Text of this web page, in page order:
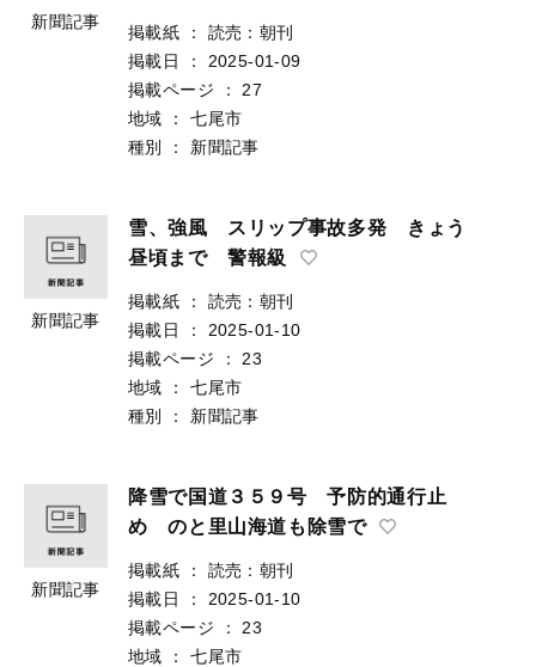
新聞記事
掲載紙 ：
読売：朝刊
掲載日
：
2025-01-09
掲載ページ
：
27
地域
：
七尾市
種別
： 新聞記事
新聞記事
雪、強風 スリップ事故多発 きょう
昼頃まで 警報級
掲載紙 ：
読売：朝刊
掲載日
：
2025-01-10
掲載ページ
：
23
地域
：
七尾市
種別
： 新聞記事
新聞記事
降雪で国道３５９号 予防的通行止
め のと里山海道も除雪で
掲載紙 ：
読売：朝刊
掲載日
：
2025-01-10
掲載ページ
：
23
地域
：
七尾市